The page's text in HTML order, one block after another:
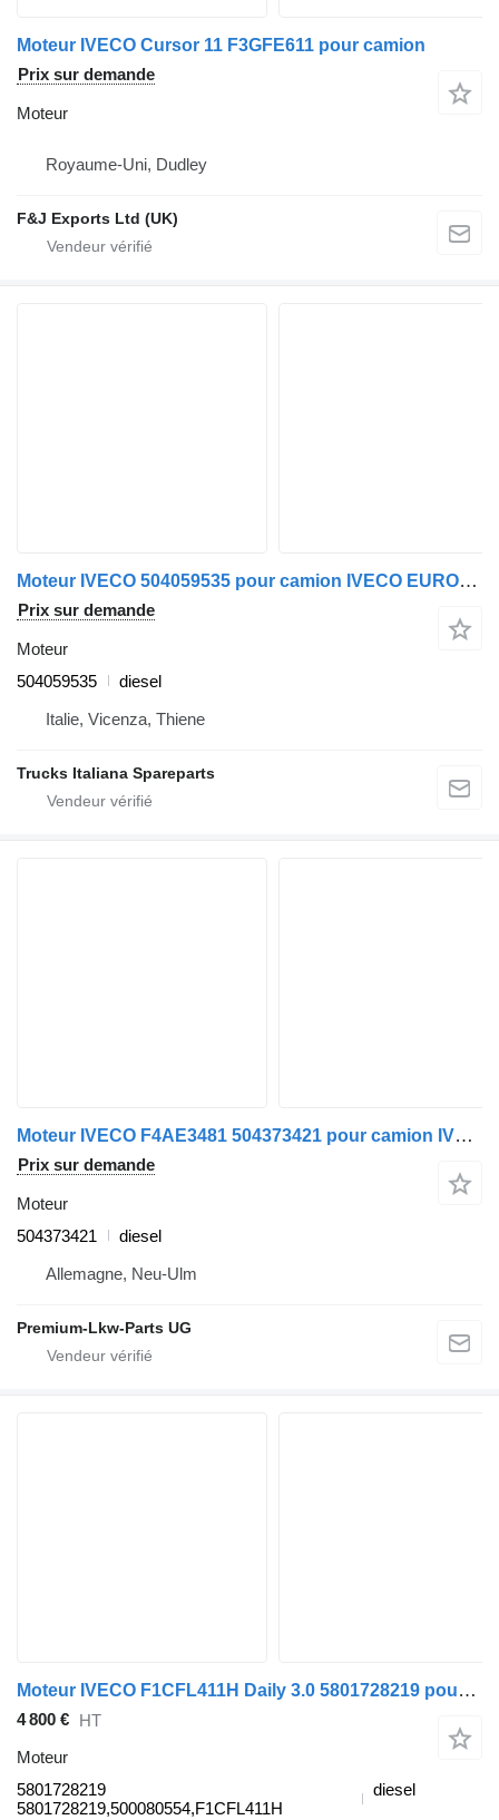
Moteur IVECO Cursor 11 F3GFE611 pour camion
Prix sur demande
Moteur
Royaume-Uni, Dudley
F&J Exports Ltd (UK)
Moteur IVECO 504059535 pour camion IVECO EUROCARGO 2005>2008
Prix sur demande
Moteur
504059535
diesel
Italie, Vicenza, Thiene
Trucks Italiana Spareparts
Moteur IVECO F4AE3481 504373421 pour camion IVECO Euro Cargo
Prix sur demande
Moteur
504373421
diesel
Allemagne, Neu-Ulm
Premium-Lkw-Parts UG
Moteur IVECO F1CFL411H Daily 3.0 5801728219 pour camion IVECO Daily
4 800 €
HT
Moteur
5801728219
5801728219,500080554,F1CFL411H
diesel